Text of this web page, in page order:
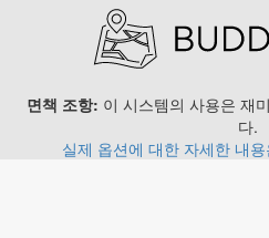
면책 조항: 이 시스템의 사용은 재
다.
실제 옵션에 대한 자세한 내